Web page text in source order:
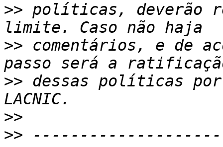
>> políticas, deverão
>> comentários, e de
>> dessas políticas
>>
>>